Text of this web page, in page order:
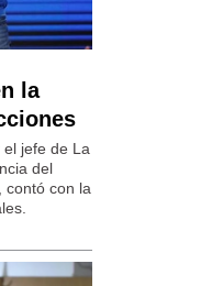
la
el jefe de La
del
contó con la